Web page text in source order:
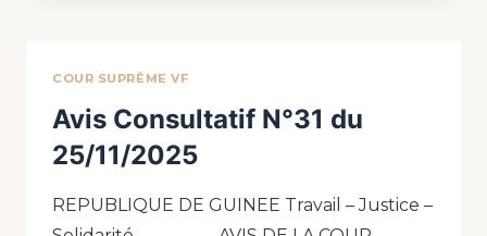
COUR SUPRÊME VF
Avis Consultatif N°31 du
25/11/2025
REPUBLIQUE DE GUINEE Travail – Justice –